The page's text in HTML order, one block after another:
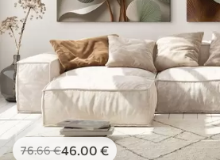
76.66€46.00 €